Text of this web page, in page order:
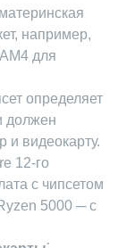
например,
для
определяет
должен
и видеокарту.
12-го
с чипсетом
5000 ─ с